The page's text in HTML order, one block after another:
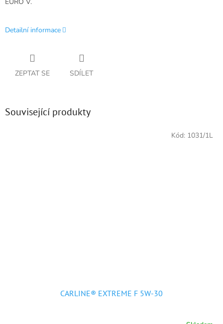
EURO V.
Detailní informace
ZEPTAT SE SDÍLET
Související produkty
CARLINE® EXTREME F 5W-30
Kód: 1031/1L